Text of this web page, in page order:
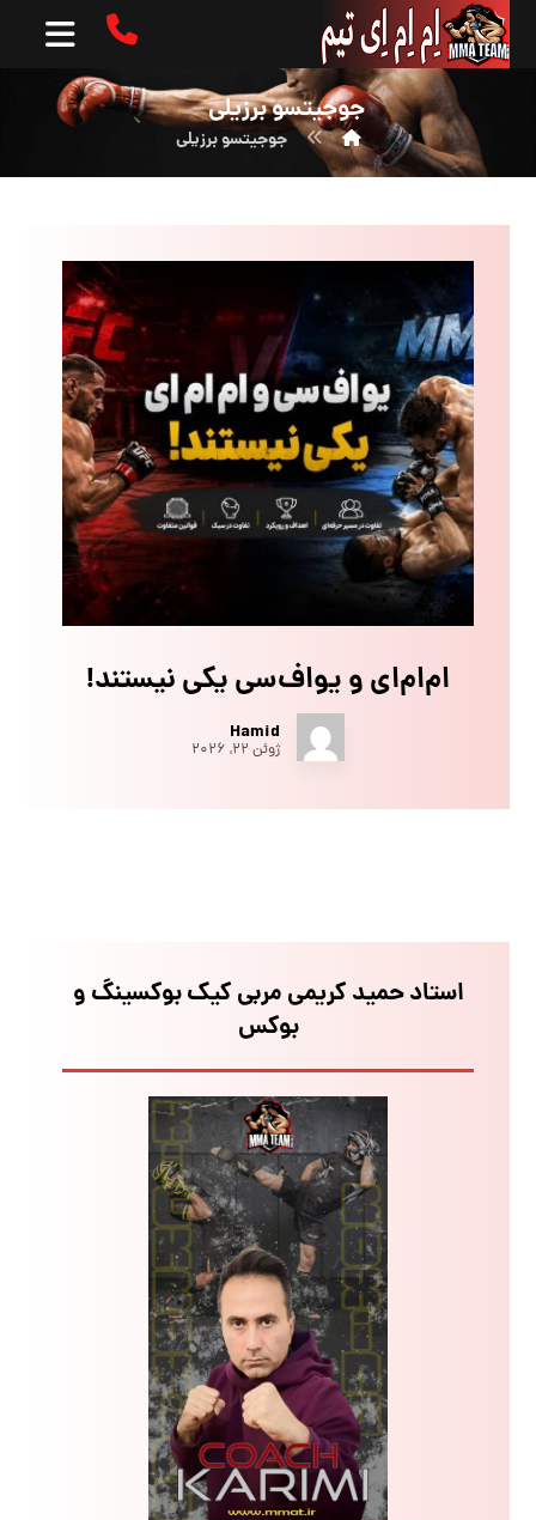
جوجیتسو برزیلی
جوجیتسو برزیلی
ام‌ام‌ای و یو‌اف‌سی یکی نیستند!
Hamid
ژوئن ۲۲, ۲۰۲۶
استاد حمید کریمی مربی کیک بوکسینگ و
بوکس